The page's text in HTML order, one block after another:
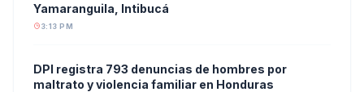
Yamaranguila, Intibucá
3:13 PM
DPI registra 793 denuncias de hombres por
maltrato y violencia familiar en Honduras